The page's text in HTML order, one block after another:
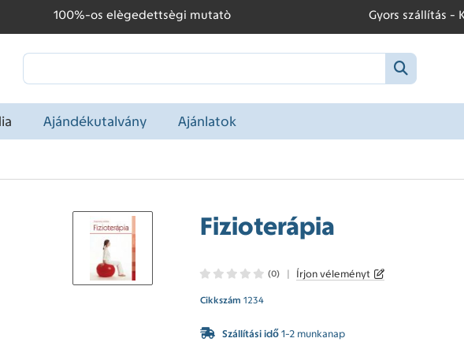
100%-os elègedettsègi mutatò Gyors szállítás -
Ajándékutalvány Ajánlatok
Fizioterápia
(0) | Írjon véleményt
Cikkszám 1234
Szállítási idő 1-2 munkanap